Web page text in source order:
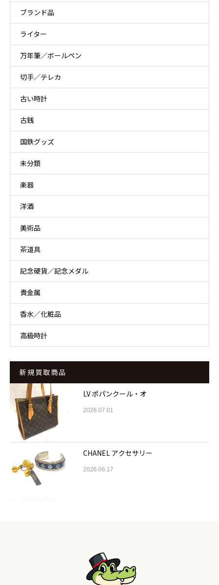
ブランド品
ライター
万年筆／ボールペン
切手／テレカ
古い時計
古銭
国鉄グッズ
未分類
楽器
洋酒
美術品
茶道具
記念硬貨／記念メダル
貴金属
香水／化粧品
高級時計
新規買取商品
LV ポパンクール・オ
2026.07.01
CHANEL アクセサリー
2026.06.17